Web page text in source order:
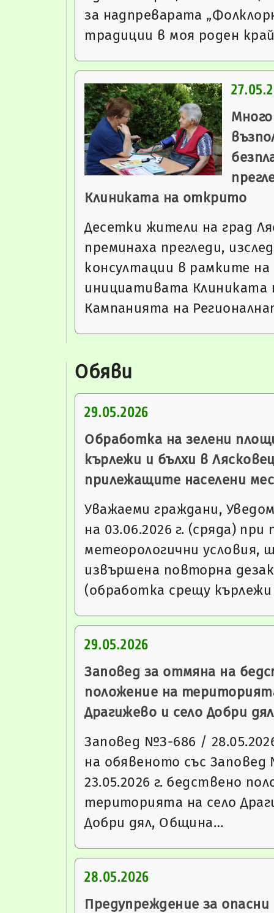
за надпреварата
традиции в моя роден
Клиниката на открито
Десетки жители на град
преминаха прегледи,
консултации в рамките на
инициативата Клиниката
Кампанията на
Обяви
29.05.2026
Обработка на зелени
кърлежи и бълхи в
прилежащите населени
Уважаеми граждани,
на 03.06.2026 г. (сряда)
метеорологични условия,
извършена повторна
(обработка срещу
29.05.2026
Заповед за отмяна на
положение на
Драгижево и село Добри дял
Заповед №З-686 /
на обявеното със
23.05.2026 г. бедствено
територията на село
Добри дял, Община…
28.05.2026
Предупреждение за опасни